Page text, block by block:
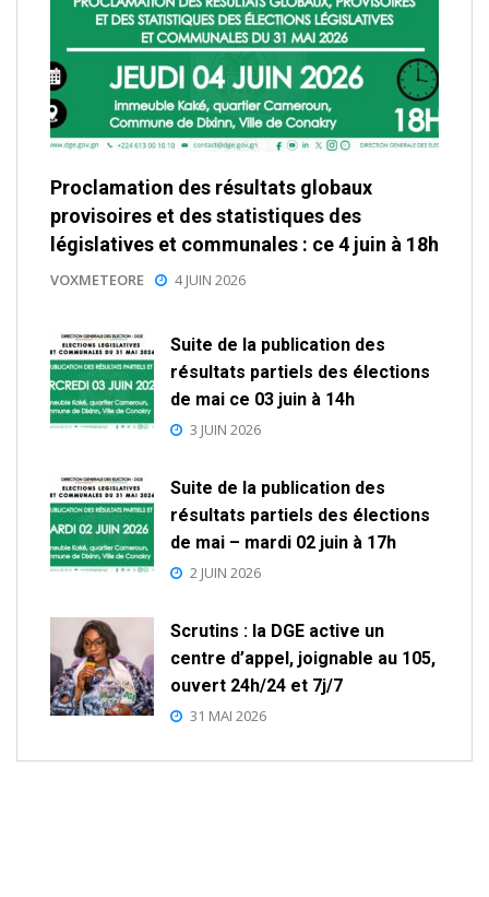
Proclamation des résultats globaux
provisoires et des statistiques des
législatives et communales : ce 4 juin à 18h
VOXMETEORE 4 JUIN 2026
Suite de la publication des
résultats partiels des élections
de mai ce 03 juin à 14h
3 JUIN 2026
Suite de la publication des
résultats partiels des élections
de mai – mardi 02 juin à 17h
2 JUIN 2026
Scrutins : la DGE active un
centre d’appel, joignable au 105,
ouvert 24h/24 et 7j/7
31 MAI 2026